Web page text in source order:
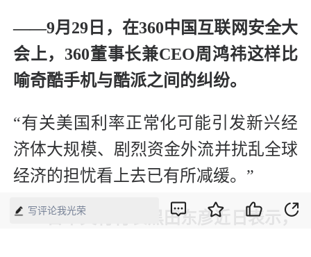
——9月29日，在360中国互联网安全大
会上，360董事长兼CEO周鸿祎这样比
喻奇酷手机与酷派之间的纠纷。
“有关美国利率正常化可能引发新兴经
济体大规模、剧烈资金外流并扰乱全球
经济的担忧看上去已有所减缓。”
——日本央行行长黑田东彦近日表示，
写评论我光荣